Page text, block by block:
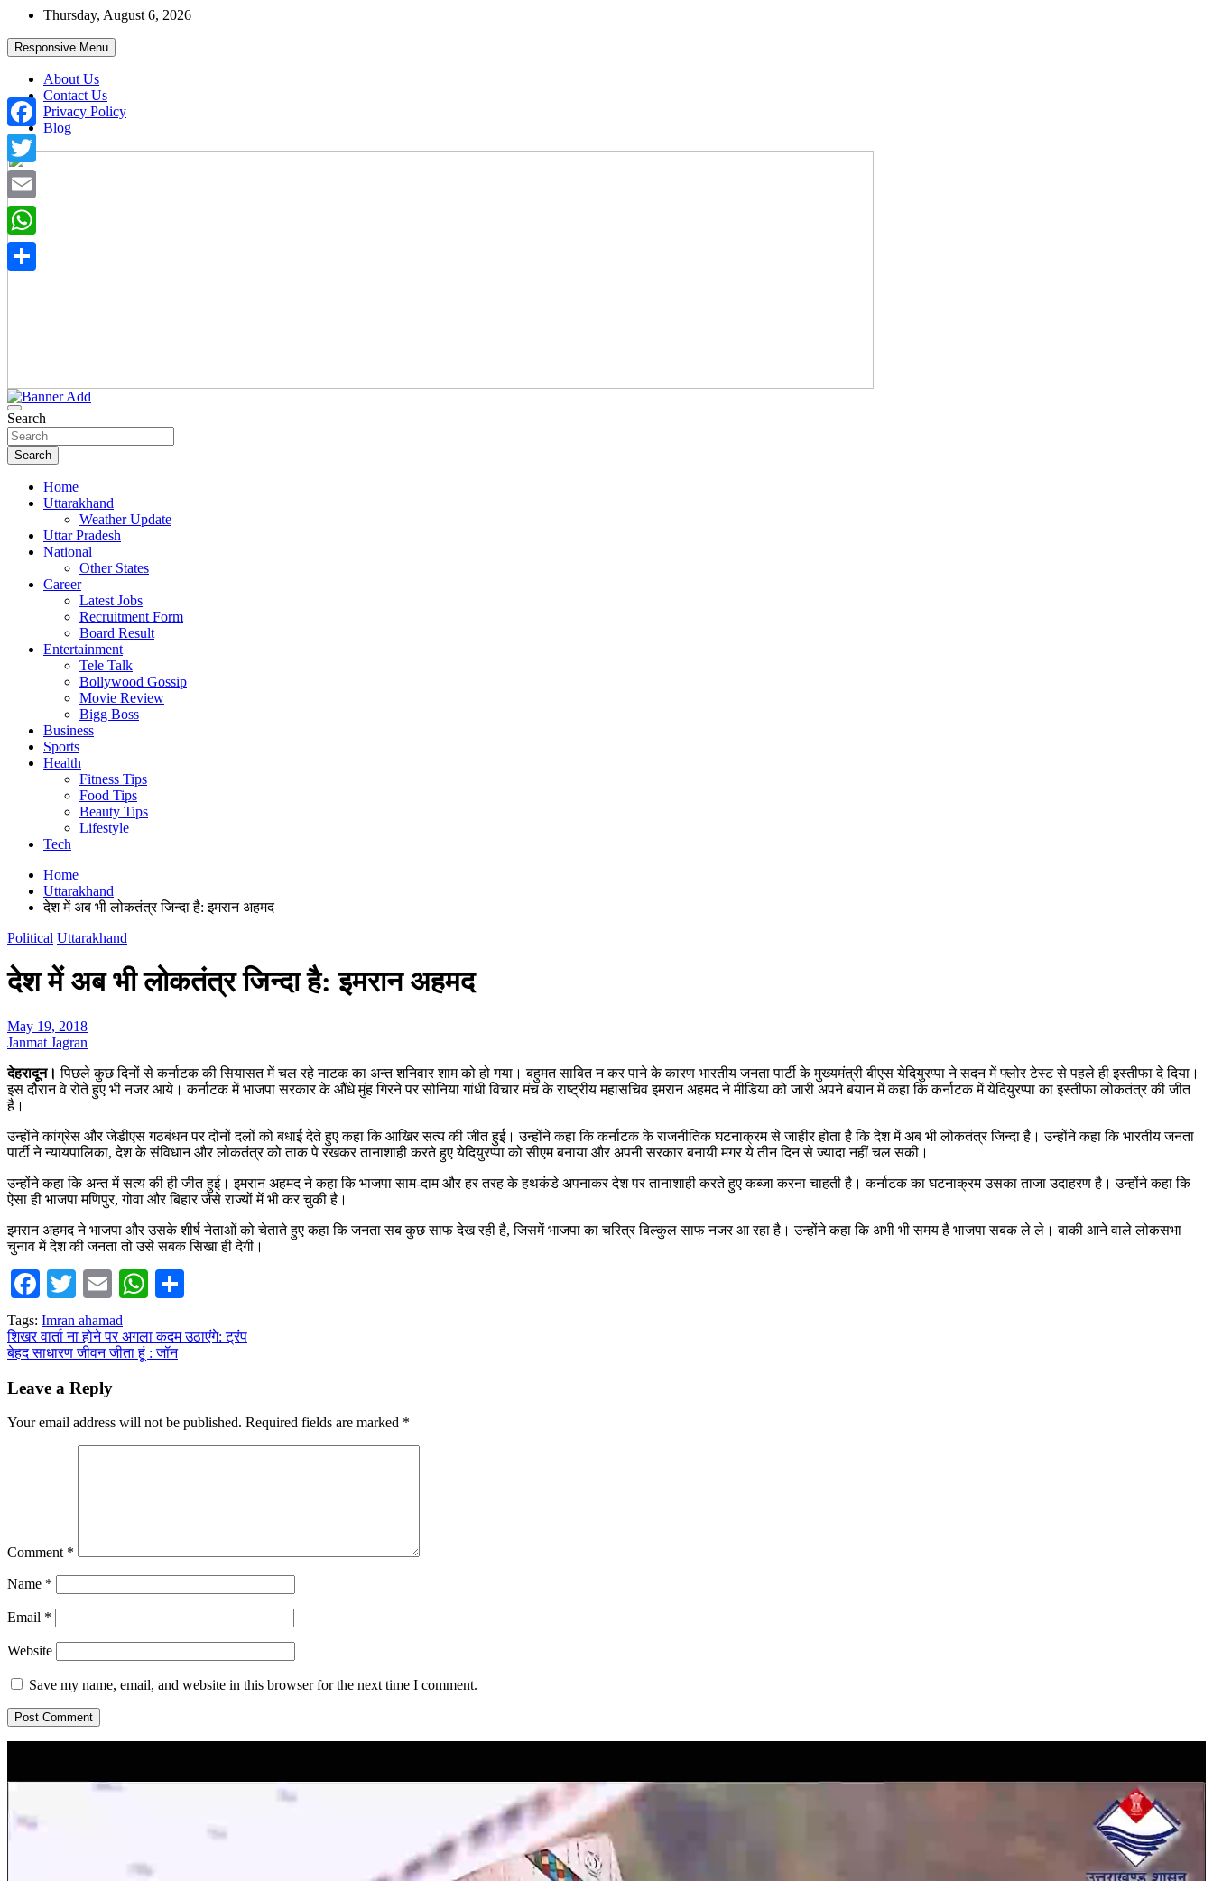
Skip
content
Thursday, August 6, 2026
Responsive Menu
About Us
Contact Us
Privacy Policy
Blog
Search
Search
Home
Uttarakhand
Weather Update
Uttar Pradesh
National
Other States
Career
Latest Jobs
Recruitment Form
Board Result
Entertainment
Tele Talk
Bollywood Gossip
Movie Review
Bigg Boss
Business
Sports
Health
Fitness Tips
Food Tips
Beauty Tips
Lifestyle
Tech
Home
Uttarakhand
देश में अब भी लोकतंत्र जिन्दा है: इमरान अहमद
Political Uttarakhand
देश में अब भी लोकतंत्र जिन्दा है: इमरान अहमद
May 19, 2018
Janmat Jagran
देहरादून। पिछले कुछ दिनों से कर्नाटक की सियासत में चल रहे नाटक का अन्त शनिवार शाम को हो गया। बहुमत साबित न कर पाने के कारण भारतीय जनता पार्टी के मुख्यमंत्री बीएस येदियुरप्पा ने सदन में फ्लोर टेस्ट से पहले ही इस्तीफा दे दिया।
इस दौरान वे रोते हुए भी नजर आये। कर्नाटक में भाजपा सरकार के औंधे मुंह गिरने पर सोनिया गांधी विचार मंच के राष्ट्रीय महासचिव इमरान अहमद ने मीडिया को जारी अपने बयान में कहा कि कर्नाटक में येदियुरप्पा का इस्तीफा लोकतंत्र की जीत
है।
उन्होंने कांग्रेस और जेडीएस गठबंधन पर दोनों दलों को बधाई देते हुए कहा कि आखिर सत्य की जीत हुई। उन्होंने कहा कि कर्नाटक के राजनीतिक घटनाक्रम से जाहीर होता है कि देश में अब भी लोकतंत्र जिन्दा है। उन्होंने कहा कि भारतीय जनता
पार्टी ने न्यायपालिका, देश के संविधान और लोकतंत्र को ताक पे रखकर तानाशाही करते हुए येदियुरप्पा को सीएम बनाया और अपनी सरकार बनायी मगर ये तीन दिन से ज्यादा नहीं चल सकी।
उन्होंने कहा कि अन्त में सत्य की ही जीत हुई। इमरान अहमद ने कहा कि भाजपा साम-दाम और हर तरह के हथकंडे अपनाकर देश पर तानाशाही करते हुए कब्जा करना चाहती है। कर्नाटक का घटनाक्रम उसका ताजा उदाहरण है। उन्होंने कहा कि
ऐसा ही भाजपा मणिपुर, गोवा और बिहार जैसे राज्यों में भी कर चुकी है।
इमरान अहमद ने भाजपा और उसके शीर्ष नेताओं को चेताते हुए कहा कि जनता सब कुछ साफ देख रही है, जिसमें भाजपा का चरित्र बिल्कुल साफ नजर आ रहा है। उन्होंने कहा कि अभी भी समय है भाजपा सबक ले ले। बाकी आने वाले लोकसभा
चुनाव में देश की जनता तो उसे सबक सिखा ही देगी।
Facebook
TwitterEmailWhatsApp
Tags: Imran ahamad
Post
navigation
शिखर वार्ता ना होने पर अगला कदम उठाएंगे: ट्रंप
बेहद साधारण जीवन जीता हूं : जॉन
Leave a Reply
Your email address will not be published. Required fields are marked *
Comment *
Name *
Email *
Website
Save my name, email, and website in this browser for the next time I comment.
Facebook
Twitter
Email
WhatsApp